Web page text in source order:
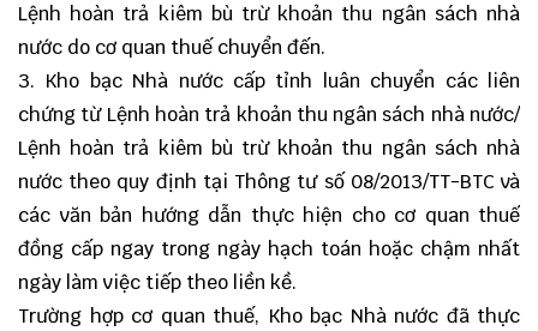
Lệnh hoàn trả kiêm bù trừ khoản thu ngân sách nhà
nước do cơ quan thuế chuyển đến.
3. Kho bạc Nhà nước cấp tỉnh luân chuyển các liên
chứng từ Lệnh hoàn trả khoản thu ngân sách nhà nước/
Lệnh hoàn trả kiêm bù trừ khoản thu ngân sách nhà
nước theo quy định tại Thông tư số 08/2013/TT-BTC và
các văn bản hướng dẫn thực hiện cho cơ quan thuế
đồng cấp ngay trong ngày hạch toán hoặc chậm nhất
ngày làm việc tiếp theo liền kề.
Trường hợp cơ quan thuế, Kho bạc Nhà nước đã thực